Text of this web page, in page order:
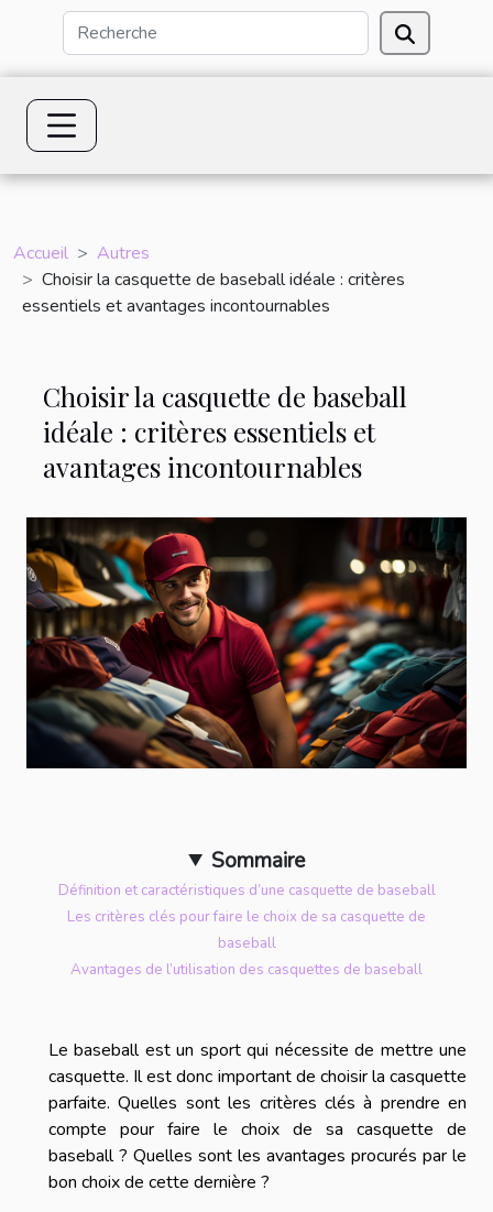
Accueil
Autres
Choisir la casquette de baseball idéale : critères
essentiels et avantages incontournables
Choisir la casquette de baseball
idéale : critères essentiels et
avantages incontournables
Sommaire
Définition et caractéristiques d’une casquette de baseball
Les critères clés pour faire le choix de sa casquette de
baseball
Avantages de l’utilisation des casquettes de baseball
Le baseball est un sport qui nécessite de mettre une
casquette. Il est donc important de choisir la casquette
parfaite. Quelles sont les critères clés à prendre en
compte pour faire le choix de sa casquette de
baseball ? Quelles sont les avantages procurés par le
bon choix de cette dernière ?